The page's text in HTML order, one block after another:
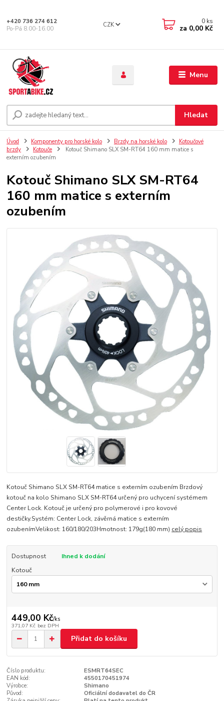
Menu
CZK
Hledat
+420 736 274 612
Po-Pá 8.00-16.00
0 ks
za 0,00 Kč
Úvod Komponenty pro horské kolo Brzdy na horské kolo
Kotoučové
brzdy
Kotouče
Kotouč Shimano SLX SM-RT64 160 mm matice s
externím ozubením
Kotouč Shimano SLX SM-RT64
160 mm matice s externím
ozubením
Kotouč Shimano SLX SM-RT64 matice s externím ozubením Brzdový
kotouč na kolo Shimano SLX SM-RT64 určený pro uchycení systémem
Center Lock. Kotouč je určený pro polymerové i pro kovové
destičky.Systém: Center Lock, závěrná matice s externím
ozubenímVelikost: 160/180/203Hmotnost: 179g(180 mm) celý popis
Dostupnost
Ihned k dodání
Kotouč
449,00 Kč/ks
371,07 Kč bez DPH
Přidat do košíku
Číslo produktu:
ESMRT64SEC
EAN kód:
4550170451974
Výrobce:
Shimano
Původ:
Oficiální dodavatel do ČR